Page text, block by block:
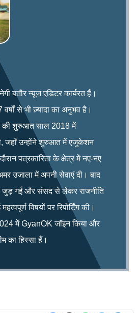
बतौर न्यूज एडिटर कार्यरत हैं।
वर्षों से भी ज़्यादा का अनुभव है।
की शुरुआत साल 2018 में
जहाँ उन्होंने शुरुआत में एजुकेशन
पत्रकारिता के क्षेत्र में नए-नए
उजाला में अपनी सेवाएं दी। बाद
जुड़ गईं और संसद से लेकर राजनीति
विषयों पर रिपोर्टिंग की।
में GyanOK जॉइन किया और
का हिस्सा हैं।